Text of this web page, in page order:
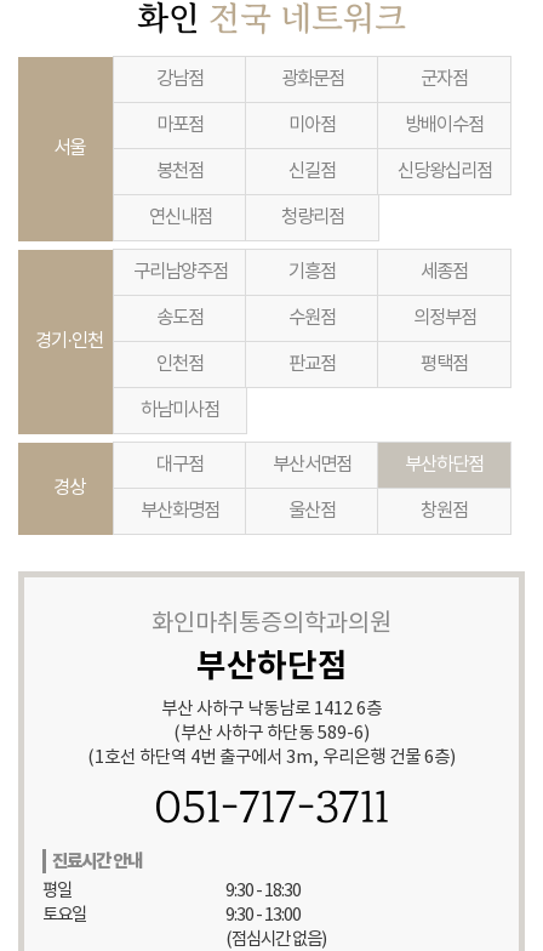
화인 전국 네트워크
서울
강남점 광화문점 군자점
마포점 미아점 방배이수점
봉천점 신길점 신당왕십리점
연신내점 청량리점
경기·인천
구리남양주점 기흥점 세종점
송도점 수원점 의정부점
인천점 판교점 평택점
하남미사점
경상
대구점 부산서면점 부산하단점
부산화명점 울산점 창원점
화인마취통증의학과의원
부산하단점
부산 사하구 낙동남로 1412 6층
(부산 사하구 하단동 589-6)
(1호선 하단역 4번 출구에서 3m, 우리은행 건물 6층)
051-717-3711
진료시간 안내
평일
토요일
9:30 - 18:30
9:30 - 13:00
(점심시간 없음)